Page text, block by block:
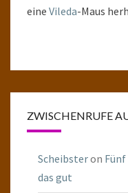
eine Vileda-Maus
ZWISCHENRUFE
Scheibsteron
das gut